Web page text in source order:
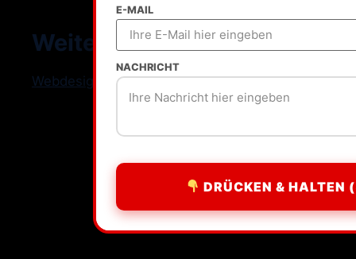
E-MAIL
NACHRICHT
DRÜCKEN & HALTEN
Weitere Standorte
Webdesign Freelancer Deutschland
All rights reserved